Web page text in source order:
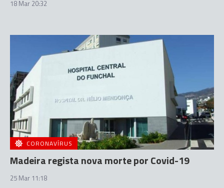
18 Mar 20:32
CORONAVÍRUS
Madeira regista nova morte por Covid-19
25 Mar 11:18